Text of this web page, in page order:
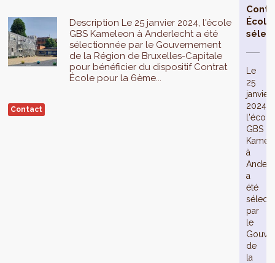
Description Le 25 janvier 2024, l'école
GBS Kameleon à Anderlecht a été
sélectionnée par le Gouvernement
de la Région de Bruxelles-Capitale
pour bénéficier du dispositif Contrat
École pour la 6ème...
Contact
École
Le
25
janvier
2024,
l'école
GBS
à
a
été
par
le
de
la